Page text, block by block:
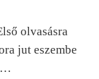
olvasásra
jut eszembe